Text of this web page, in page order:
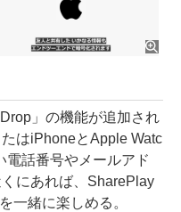
」の機能が追加され
はiPhoneとApple Watc
電話番号やメールアド
にあれば、SharePlay
一緒に楽しめる。